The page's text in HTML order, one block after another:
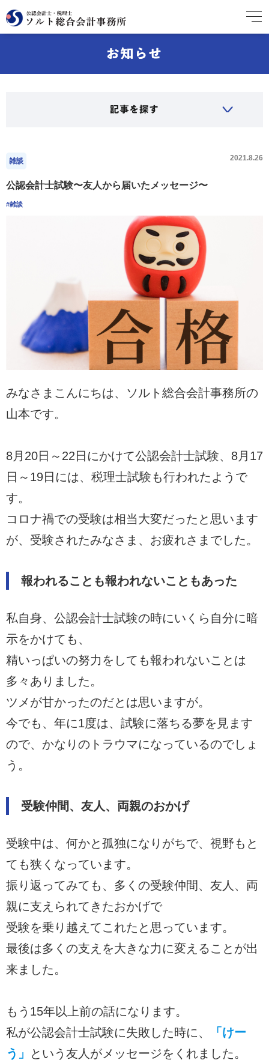
雑談 2021.8.26
公認会計士試験〜友人から届いたメッセージ〜
#雑談
みなさまこんにちは、ソルト総合会計事務所の
山本です。
8月20日～22日にかけて公認会計士試験、8月17
日～19日には、税理士試験も行われたようで
す。
コロナ禍での受験は相当大変だったと思います
が、受験されたみなさま、お疲れさまでした。
報われることも報われないこともあった
私自身、公認会計士試験の時にいくら自分に暗
示をかけても、
精いっぱいの努力をしても報われないことは
多々ありました。
ツメが甘かったのだとは思いますが。
今でも、年に1度は、試験に落ちる夢を見ます
ので、かなりのトラウマになっているのでしょ
う。
受験仲間、友人、両親のおかげ
受験中は、何かと孤独になりがちで、視野もと
ても狭くなっています。
振り返ってみても、多くの受験仲間、友人、両
親に支えられてきたおかげで
受験を乗り越えてこれたと思っています。
最後は多くの支えを大きな力に変えることが出
来ました。
もう15年以上前の話になります。
私が公認会計士試験に失敗した時に、
「けー
う」
という友人がメッセージをくれました。